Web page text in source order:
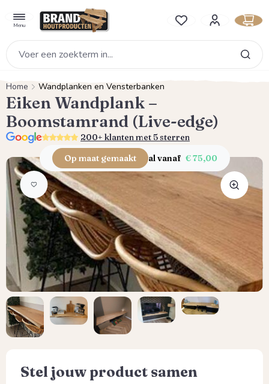
Menu Je hebt 0 items op je
Home Wandplanken en Vensterbanken
Eiken Wandplank –
Boomstamrand (Live-edge)
5.0 200+ klanten met 5 sterren
Afbeeldingengalerij overslaan
Op maat gemaakt al vanaf € 75,00
Stel jouw product samen